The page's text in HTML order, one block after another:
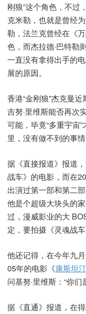
刚狼”这个角色，不过
克米勒，也就是曾经
勒，法兰克曾经在《
色，而杰拉德·巴特勒
一直没有拿得出手的
展的原因。
香港“金刚狼”杰克曼
吉努·里维斯能否再次
可能，毕竟“多重宇宙”
里，没有做不到的事情
据《直接报道》报道
战车》的电影，而在
出演过第一部和第二
他是个超级大块头的
过，漫威影业的大
定，要拍摄《灵魂战车
他还记得，在今年九
05年的电影《康斯坦汀
问基努·里维斯：“你
据《直通》报道，在